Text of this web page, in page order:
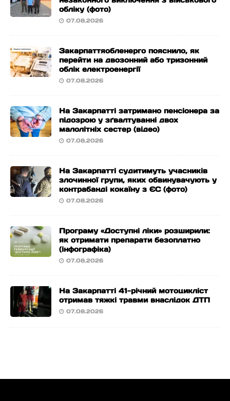
обліку (фото)
07.08.2026
Закарпаттяобленерго пояснило, як
перейти на двозонний або тризонний
облік електроенергії
07.08.2026
На Закарпатті затримано пенсіонера за
підозрою у зґвалтуванні двох
малолітніх сестер (відео)
07.08.2026
На Закарпатті судитимуть учасників
злочинної групи, яких обвинувачують у
контрабанді кокаїну з ЄС (фото)
07.08.2026
Програму «Доступні ліки» розширили:
як отримати препарати безоплатно
(інфографіка)
07.08.2026
На Закарпатті 41-річний мотоцикліст
отримав тяжкі травми внаслідок ДТП
07.08.2026